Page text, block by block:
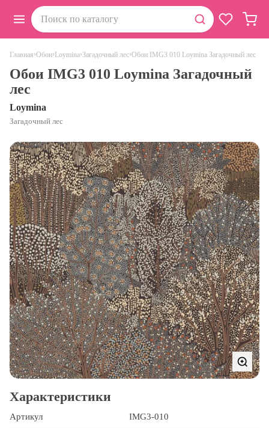
Главная›Обои› Loymina›Загадочный лес›Обои IMG3 010 Loymina Загадочный лес
Обои IMG3 010 Loymina Загадочный
лес
Loymina
Загадочный лес
Характеристики
Артикул IMG3-010